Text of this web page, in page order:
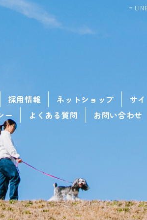
採用情報 ネットショップ
サ
ー
よくある質問 お問い合わせ